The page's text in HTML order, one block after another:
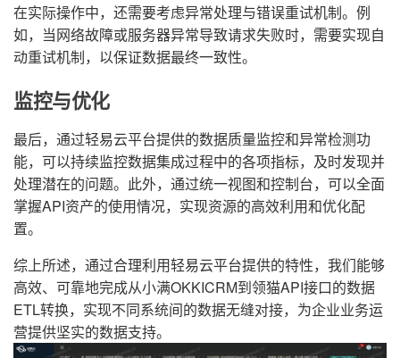
在实际操作中，还需要考虑异常处理与错误重试机制。例
如，当网络故障或服务器异常导致请求失败时，需要实现自
动重试机制，以保证数据最终一致性。
监控与优化
最后，通过轻易云平台提供的数据质量监控和异常检测功
能，可以持续监控数据集成过程中的各项指标，及时发现并
处理潜在的问题。此外，通过统一视图和控制台，可以全面
掌握API资产的使用情况，实现资源的高效利用和优化配
置。
综上所述，通过合理利用轻易云平台提供的特性，我们能够
高效、可靠地完成从小满OKKICRM到领猫API接口的数据
ETL转换，实现不同系统间的数据无缝对接，为企业业务运
营提供坚实的数据支持。